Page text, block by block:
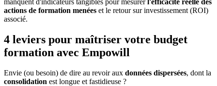
manquent d'indicateurs tangibles pour mesurerl'efficacité réelle des
actions de formation menées et le retour sur investissement (ROI)
associé.
4 leviers pour maîtriser votre budget
formation avec Empowill
Envie (ou besoin) de dire au revoir aux données dispersées, dont la
consolidation est longue et fastidieuse ?